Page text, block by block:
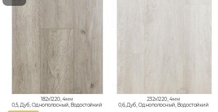
182x1220, 4мм
0,5, Дуб, Однополосный, Водостойкий
232x1220, 4мм
0,6, Дуб, Однополосный, Водостойкий